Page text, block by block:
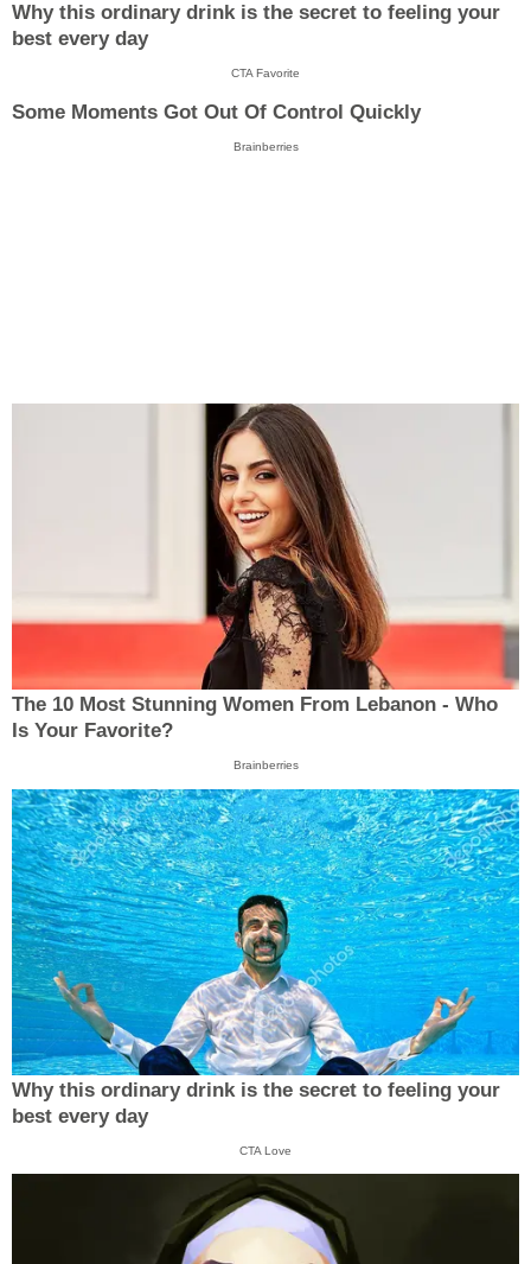
Why this ordinary drink is the secret to feeling your
best every day
CTA Favorite
Some Moments Got Out Of Control Quickly
Brainberries
The 10 Most Stunning Women From Lebanon - Who
Is Your Favorite?
Brainberries
Why this ordinary drink is the secret to feeling your
best every day
CTA Love